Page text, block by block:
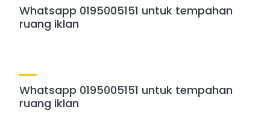
Whatsapp 0195005151 untuk tempahan
ruang iklan
Whatsapp 0195005151 untuk tempahan
ruang iklan